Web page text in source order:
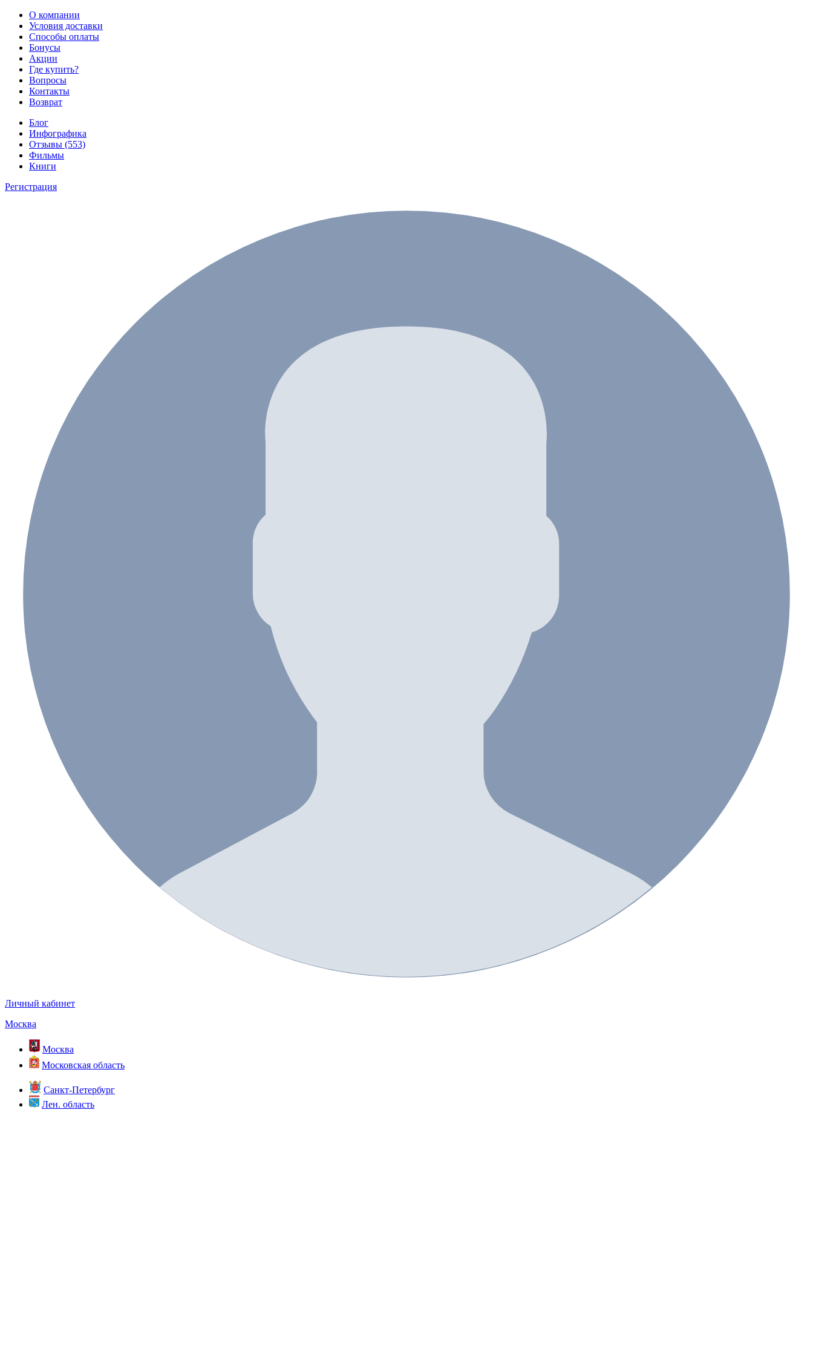
О компании
Условия доставки
Способы оплаты
Бонусы
Акции
Где купить?
Вопросы
Контакты
Возврат
Блог
Инфографика
Отзывы (553)
Фильмы
Книги
Регистрация
Личный кабинет
Москва
Москва
Московская область
Санкт-Петербург
Лен. область